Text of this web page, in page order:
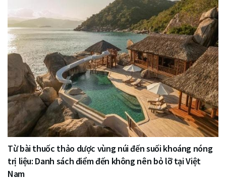
Từ bài thuốc thảo dược vùng núi đến suối khoáng nóng
trị liệu: Danh sách điểm đến không nên bỏ lỡ tại Việt
Nam